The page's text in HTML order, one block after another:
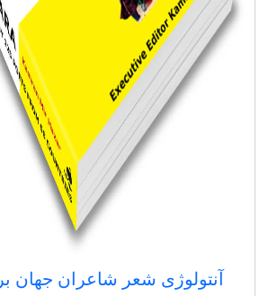
آنتولوژی شعر شاعران جهان